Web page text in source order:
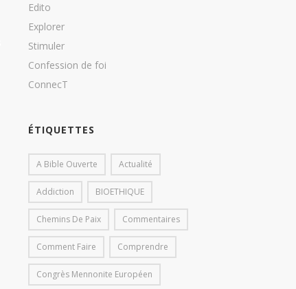
Edito
Explorer
Stimuler
Confession de foi
ConnecT
ÉTIQUETTES
A Bible Ouverte Actualité
Addiction BIOETHIQUE
Chemins De Paix Commentaires
Comment Faire Comprendre
Congrès Mennonite Européen